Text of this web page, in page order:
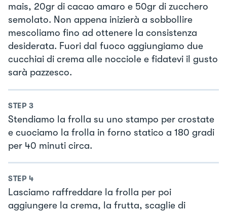
mais, 20gr di cacao amaro e 50gr di zucchero
semolato. Non appena inizierà a sobbollire
mescoliamo fino ad ottenere la consistenza
desiderata. Fuori dal fuoco aggiungiamo due
cucchiai di crema alle nocciole e fidatevi il gusto
sarà pazzesco.
STEP 3
Stendiamo la frolla su uno stampo per crostate
e cuociamo la frolla in forno statico a 180 gradi
per 40 minuti circa.
STEP 4
Lasciamo raffreddare la frolla per poi
aggiungere la crema, la frutta, scaglie di